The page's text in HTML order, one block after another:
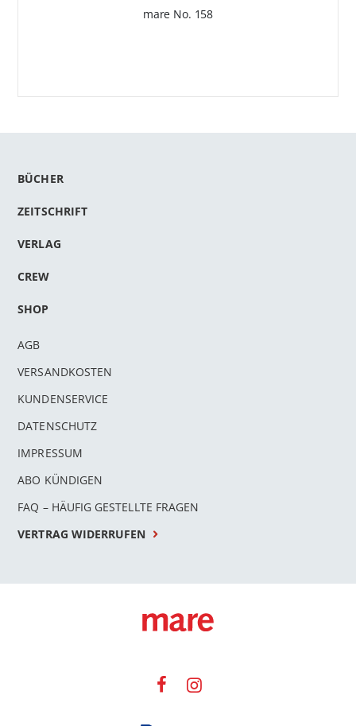
mare No. 158
BÜCHER
ZEITSCHRIFT
VERLAG
CREW
SHOP
AGB
VERSANDKOSTEN
KUNDENSERVICE
DATENSCHUTZ
IMPRESSUM
ABO KÜNDIGEN
FAQ – HÄUFIG GESTELLTE FRAGEN
VERTRAG WIDERRUFEN